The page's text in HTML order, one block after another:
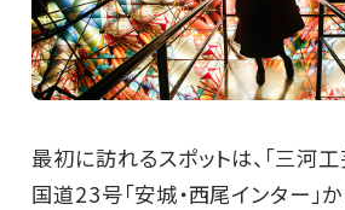
最初に訪れるスポットは、「三河工
国道23号「安城・西尾インター」